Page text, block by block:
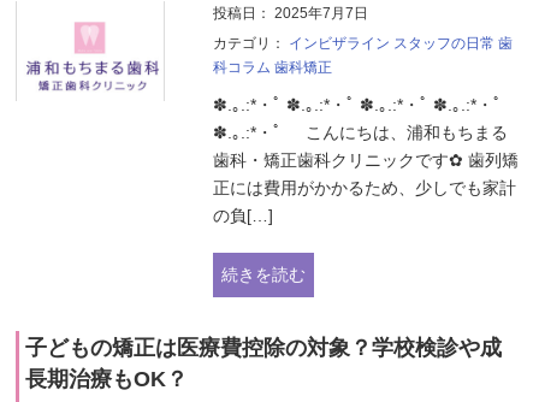
投稿日： 2025年7月7日
カテゴリ： インビザライン スタッフの日常 歯
科コラム 歯科矯正
✽.｡.:*・ﾟ ✽.｡.:*・ﾟ ✽.｡.:*・ﾟ ✽.｡.:*・ﾟ
✽.｡.:*・ﾟ こんにちは、浦和もちまる
歯科・矯正歯科クリニックです✿ 歯列矯
正には費用がかかるため、少しでも家計
の負[…]
続きを読む
子どもの矯正は医療費控除の対象？学校検診や成
長期治療もOK？